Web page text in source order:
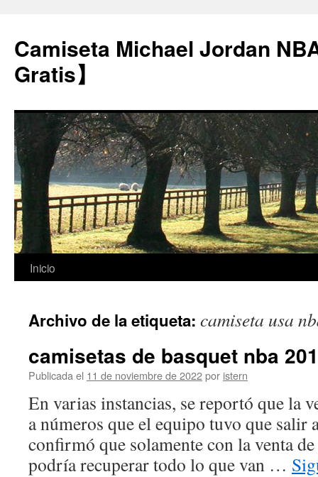
Camiseta Michael Jordan
Gratis】
Saltar
contenido
Inicio
Archivo de la etiqueta: camiseta usa
camisetas de basquet nba
Publicada el 11 de noviembre de 2022por istern
En varias instancias, se reportó que la
a números que el equipo tuvo que salir
confirmó que solamente con la venta de
podría recuperar todo lo que van …